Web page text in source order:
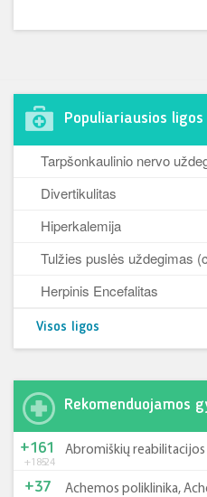
Populiariausios ligos
Tarpšonkaulinio nervo
Divertikulitas
Hiperkalemija
Tulžies puslės uždegimas
Herpinis Encefalitas
Visos ligos
Rekomenduojamos
+185-24
+161 Abromiškių reabilitacijos
+37 Achemos poliklinika,